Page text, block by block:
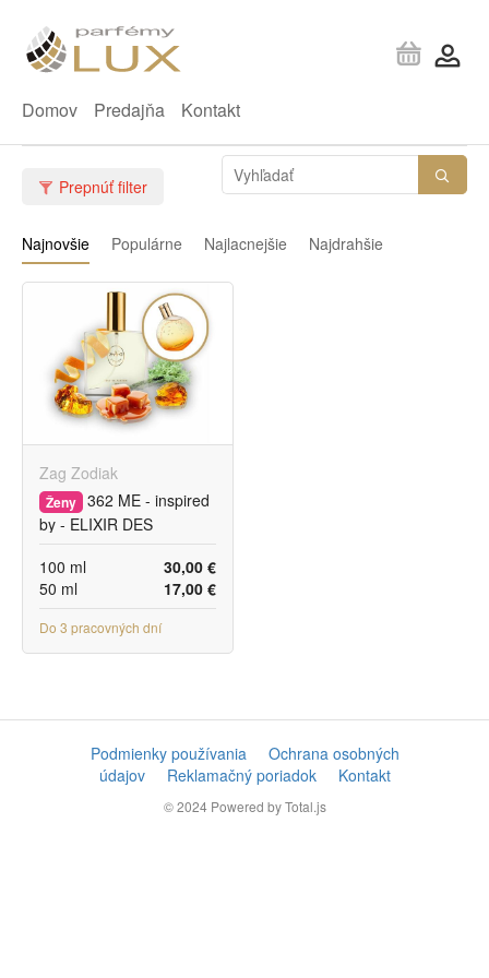
Domov Predajňa Kontakt
Prepnúť filter
Najnovšie Populárne Najlacnejšie Najdrahšie
Zag Zodiak
Ženy 362 ME - inspired
by - ELIXIR DES
MERVEILLES
30,00 €
100 ml
17,00 €
50 ml
Do 3 pracovných dní
Podmienky používania
Ochrana osobných
údajov
Reklamačný poriadok Kontakt
© 2024 Powered by Total.js